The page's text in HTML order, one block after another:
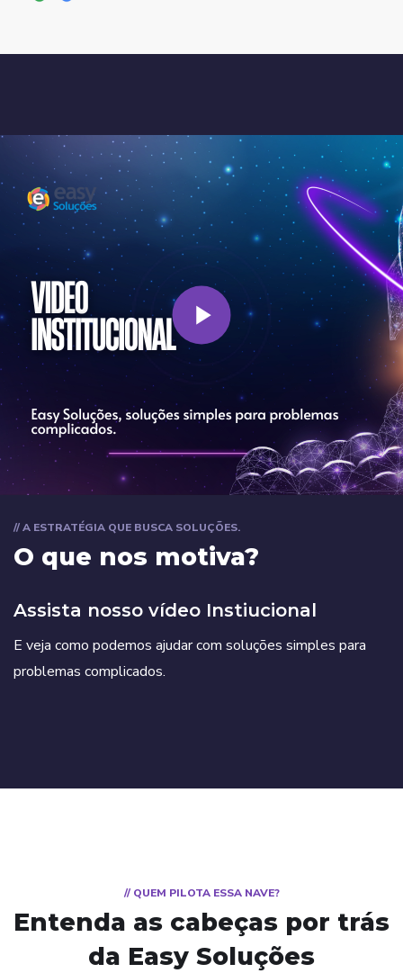
// A ESTRATÉGIA QUE BUSCA SOLUÇÕES.
O que nos motiva?
Assista nosso vídeo Instiucional
E veja como podemos ajudar com soluções simples para
problemas complicados.
// QUEM PILOTA ESSA NAVE?
Entenda as cabeças por trás
da Easy Soluções